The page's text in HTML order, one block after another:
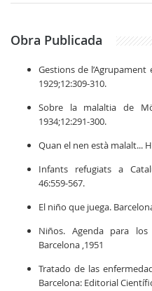
Obra Publicada
Gestions de
1929;12:309-310.
Sobre la malaltia de
1934;12:291-300.
Quan el nen està malalt...
Infants refugiats a
46:559-567.
El niño que juega.
Niños. Agenda para
Barcelona ,1951
Tratado de las
Barcelona: Editorial